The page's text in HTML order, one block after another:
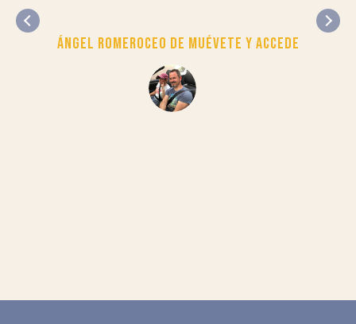
Ángel RomeroCEO de Muévete y Accede